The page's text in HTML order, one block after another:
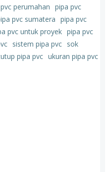
perumahan pipa pvc
pvc sumatera pipa pvc
pvc untuk proyek pipa pvc
sistem pipa pvc sok
pipa pvc ukuran pipa pvc